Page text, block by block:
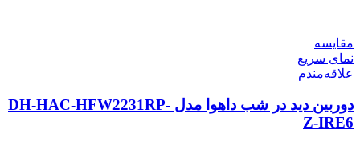
مقایسه
نمای سریع
علاقه‌مندم
دوربین دید در شب داهوا مدل DH-HAC-HFW2231RP-
Z-IRE6